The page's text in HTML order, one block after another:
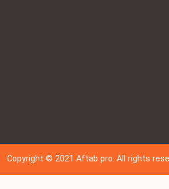
Copyright © 202 1Aftab pro. All rights